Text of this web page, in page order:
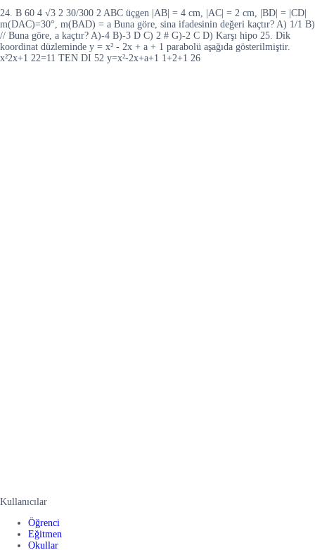
24. B 60 4 √3 2 30/300 2 ABC üçgen |AB| = 4 cm, |AC| = 2 cm, |BD| = |CD|
m(DAC)=30°, m(BAD) = a Buna göre, sina ifadesinin değeri kaçtır? A) 1/1 B)
// Buna göre, a kaçtır? A)-4 B)-3 D C) 2 # G)-2 C D) Karşı hipo 25. Dik
koordinat düzleminde y = x² - 2x + a + 1 parabolü aşağıda gösterilmiştir.
x²2x+1 22=11 TEN DI 52 y=x²-2x+a+1 1+2+1 26
Kullanıcılar
Öğrenci
Eğitmen
Okullar